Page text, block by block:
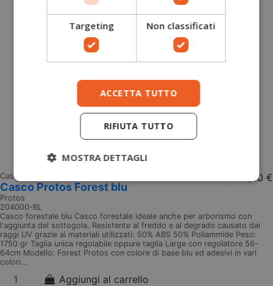
Caschi forestali
Casco Protos Forest blu
Protos
204000-BL
245,00 €
Casco forestale blu Casco forestale ideale anche per arborismo con
l'aggiunta del sottogola. Resistente al freddo e al degrado causato dai
raggi UV grazie ai materiali utilizzati: 50% ABS 50% Poliammide Peso:
1750 gr Taglia unica regolabile oppure taglia Large con regolatore 56-
64cm Modello: Forest Protos con colore di base blu ed adesivi in vari
colori...
Aggiungi al carrello
Targeting Non classificati
ACCETTA TUTTO
RIFIUTA TUTTO
MOSTRA DETTAGLI